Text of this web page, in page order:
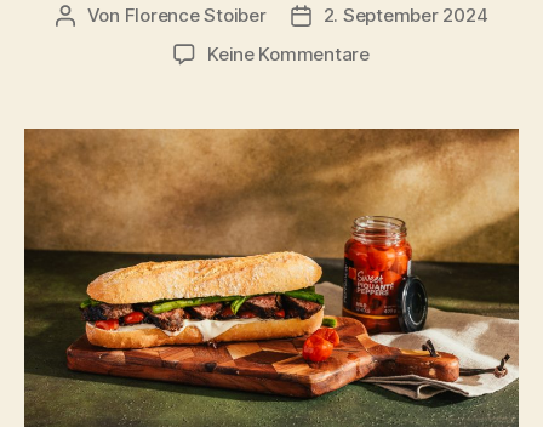
Beitragsautor
Von Florence Stoiber Veröffentlichungsdatum
2. September 2024
Keine Kommentarezu
Spicy
Steak
Sandwich